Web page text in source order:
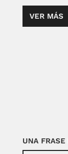
VER MÁS
UNA